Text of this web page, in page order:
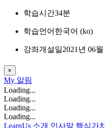
학습시간34분
학습언어 한국어 ‎(ko)‎
강좌개설일2021년 06월
×
My 알림
Loading...
Loading...
Loading...
Loading...
LearnUs 소개 인사말 핵심가치